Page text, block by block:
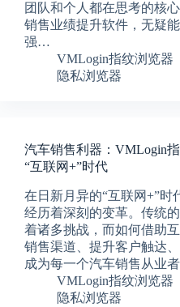
团队和个人都在思考的核
销售业绩提升软件，无疑
强…
VMLogin指纹浏览器
隐私浏览器
汽车销售利器：VMLogin
“互联网+”时代
在日新月异的“互联网+”时
经历着深刻的变革。传统
着诸多挑战，而如何借助
销售渠道、提升客户触达
成为每一个汽车销售从业
VMLogin指纹浏览器
隐私浏览器